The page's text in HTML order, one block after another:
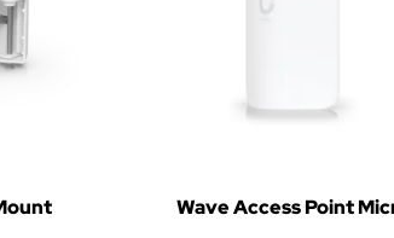
Wave Access Point